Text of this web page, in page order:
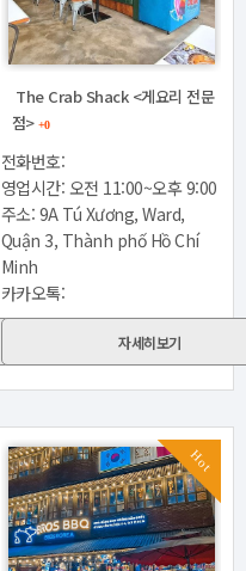
The Crab Shack <게요리 전문
점> +0
전화번호:
영업시간: 오전 11:00~오후 9:00
주소: 9A Tú Xương, Ward,
Quận 3, Thành phố Hồ Chí
Minh
카카오톡:
자세히보기
Hot